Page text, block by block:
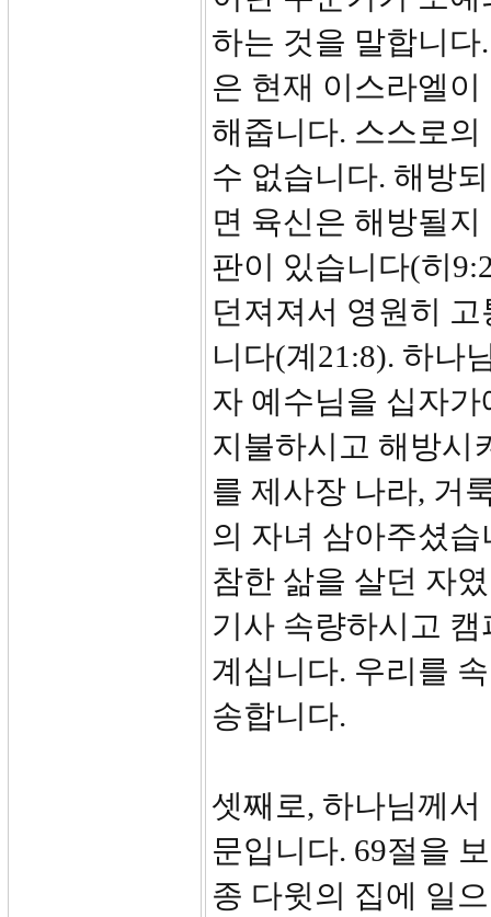
하는 것을 말합니
은 현재 이스라엘
해줍니다. 스스로
수 없습니다. 해방
면 육신은 해방될
판이 있습니다(히
던져져서 영원히
니다(계21:8). 하나
자 예수님을 십자
지불하시고 해방시
를 제사장 나라, 거
의 자녀 삼아주셨
참한 삶을 살던 자
기사 속량하시고
계십니다. 우리를
송합니다.
셋째로, 하나님께
문입니다. 69절을
종 다윗의 집에 일